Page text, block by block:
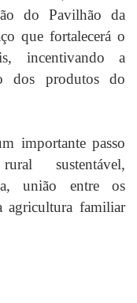
do Pavilhão da
que fortalecerá o
incentivando a
dos produtos do
importante passo
sustentável,
união entre os
agricultura familiar